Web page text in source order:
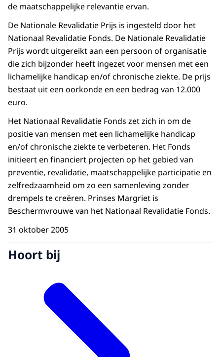
de maatschappelijke relevantie ervan.
De Nationale Revalidatie Prijs is ingesteld door het
Nationaal Revalidatie Fonds. De Nationale Revalidatie
Prijs wordt uitgereikt aan een persoon of organisatie
die zich bijzonder heeft ingezet voor mensen met een
lichamelijke handicap en/of chronische ziekte. De prijs
bestaat uit een oorkonde en een bedrag van 12.000
euro.
Het Nationaal Revalidatie Fonds zet zich in om de
positie van mensen met een lichamelijke handicap
en/of chronische ziekte te verbeteren. Het Fonds
initieert en financiert projecten op het gebied van
preventie, revalidatie, maatschappelijke participatie en
zelfredzaamheid om zo een samenleving zonder
drempels te creëren. Prinses Margriet is
Beschermvrouwe van het Nationaal Revalidatie Fonds.
31 oktober 2005
Hoort bij